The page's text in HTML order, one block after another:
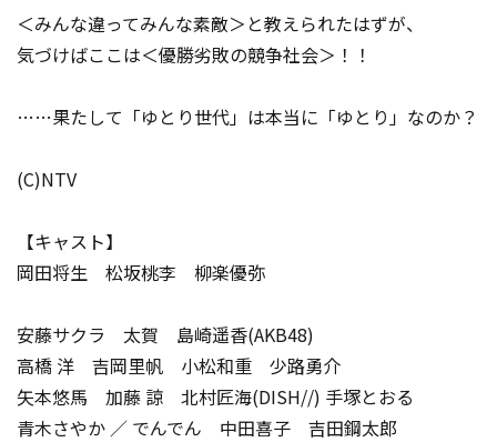
＜みんな違ってみんな素敵＞と教えられたはずが、
気づけばここは＜優勝劣敗の競争社会＞！！
……果たして「ゆとり世代」は本当に「ゆとり」なのか？
(C)NTV
【キャスト】
岡田将生 松坂桃李 柳楽優弥
安藤サクラ 太賀 島崎遥香(AKB48)
高橋 洋 吉岡里帆 小松和重 少路勇介
矢本悠馬 加藤 諒 北村匠海(DISH//) 手塚とおる
青木さやか ／ でんでん 中田喜子 吉田鋼太郎